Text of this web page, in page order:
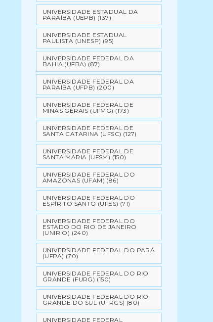
UNIVERSIDADE ESTADUAL DA
PARAÍBA (UEPB) (137)
UNIVERSIDADE ESTADUAL
PAULISTA (UNESP) (95)
UNIVERSIDADE FEDERAL DA
BAHIA (UFBA) (87)
UNIVERSIDADE FEDERAL DA
PARAÍBA (UFPB) (200)
UNIVERSIDADE FEDERAL DE
MINAS GERAIS (UFMG) (173)
UNIVERSIDADE FEDERAL DE
SANTA CATARINA (UFSC) (127)
UNIVERSIDADE FEDERAL DE
SANTA MARIA (UFSM) (150)
UNIVERSIDADE FEDERAL DO
AMAZONAS (UFAM) (86)
UNIVERSIDADE FEDERAL DO
ESPÍRITO SANTO (UFES) (71)
UNIVERSIDADE FEDERAL DO
ESTADO DO RIO DE JANEIRO
(UNIRIO) (240)
UNIVERSIDADE FEDERAL DO PARÁ
(UFPA) (70)
UNIVERSIDADE FEDERAL DO RIO
GRANDE (FURG) (150)
UNIVERSIDADE FEDERAL DO RIO
GRANDE DO SUL (UFRGS) (80)
UNIVERSIDADE FEDERAL